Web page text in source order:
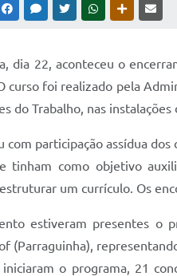
FACEBOOKMESSENGER
TWITTERWHATSAPPOUTRAS
dia 22, aconteceu o
curso foi realizado pela
do Trabalho, nas instalações
participação assídua
tinham como objetivo
um currículo. Os
estiveram presentes o
(Parraguinha),
o programa, 21